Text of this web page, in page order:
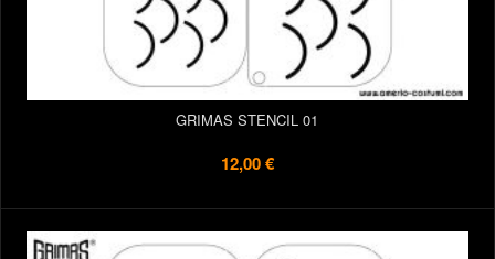
GRIMAS STENCIL 01
12,00 €